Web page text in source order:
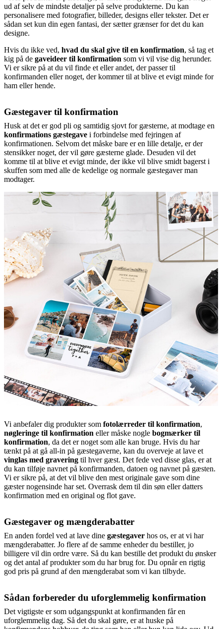
ud af selv de mindste detaljer på selve produkterne. Du kan
personalisere med fotografier, billeder, designs eller tekster. Det er
sådan set kun din egen fantasi, der sætter grænser for det du kan
designe.
Hvis du ikke ved, hvad du skal give til en konfirmation, så tag et
kig på de gaveideer til konfirmation som vi vil vise dig herunder.
Vi er sikre på at du vil finde et eller andet, der passer til
konfirmanden eller noget, der kommer til at blive et evigt minde for
ham eller hende.
Gæstegaver til konfirmation
Husk at det er god pli og samtidig sjovt for gæsterne, at modtage en
konfirmations gæstegave i forbindelse med fejringen af
konfirmationen. Selvom det måske bare er en lille detalje, er der
stensikker noget, der vil gøre gæsterne glade. Desuden vil det
komme til at blive et evigt minde, der ikke vil blive smidt bagerst i
skuffen som med alle de kedelige og normale gæstegaver man
modtager.
Vi anbefaler dig produkter som fotolærreder til konfirmation,
nøgleringe til konfirmation eller måske nogle bogmærker til
konfirmation, da det er noget som alle kan bruge. Hvis du har
tænkt på at gå all-in på gæstegaverne, kan du overveje at lave et
vinglas med gravering til hver gæst. Det fede ved disse glas, er at
du kan tilføje navnet på konfirmanden, datoen og navnet på gæsten.
Vi er sikre på, at det vil blive den mest originale gave som dine
gæster nogensinde har set. Overrask dem til din søn eller datters
konfirmation med en original og flot gave.
Gæstegaver og mængderabatter
En anden fordel ved at lave dine gæstegaver hos os, er at vi har
mængderabatter. Jo flere af de samme enheder du bestiller, jo
billigere vil din ordre være. Så du kan bestille det produkt du ønsker
og det antal af produkter som du har brug for. Du opnår en rigtig
god pris på grund af den mængderabat som vi kan tilbyde.
Sådan forbereder du uforglemmelig konfirmation
Det vigtigste er som udgangspunkt at konfirmanden får en
uforglemmelig dag. Så det du skal gøre, er at huske på